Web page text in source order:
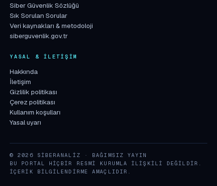
Siber Güvenlik Sözlüğü
Sık Sorulan Sorular
Veri kaynakları & metodoloji
siberguvenlik.gov.tr
YASAL & İLETIŞIM
Hakkında
İletişim
Gizlilik politikası
Çerez politikası
Kullanım koşulları
Yasal uyarı
© 2026 SIBERANALIZ · BAĞIMSIZ YAYIN
BU PORTAL HIÇBIR RESMI KURUMLA ILIŞKILI DEĞILDIR.
İÇERIK BILGILENDIRME AMAÇLIDIR.